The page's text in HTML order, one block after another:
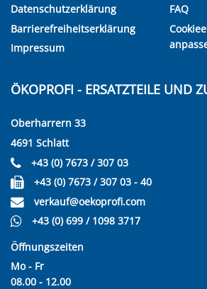
Datenschutzerklärung
Barrierefreiheitserklärung
Impressum
FAQ
ÖKOPROFI - ERSATZTEILE UND
Oberharrern 33
4691 Schlatt
+43 (0) 7673 / 307 03
+43 (0) 7673 / 307 03 - 40
verkauf@oekoprofi.com
+43 (0) 699 / 1098 3717
Öffnungszeiten
Mo - Fr
08.00 - 12.00